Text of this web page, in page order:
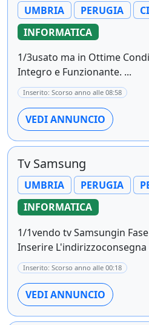
UMBRIA PERUGIA
INFORMATICA
1/3usato ma in Ottime
Integro e Funzionante. ...
Inserito: Scorso anno alle 08:58
VEDI ANNUNCIO
Tv Samsung
UMBRIA PERUGIA
INFORMATICA
1/1vendo tv Samsungin
Inserire L'indirizzoconsegna
Inserito: Scorso anno alle 00:18
VEDI ANNUNCIO